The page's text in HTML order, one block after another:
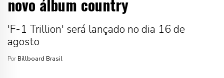
novo álbum country
'F-1 Trillion' será lançado no dia 16 de
agosto
Por Billboard Brasil